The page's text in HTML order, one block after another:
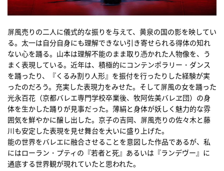
屏風売りの二人に儀式的な振りを与えて、黄泉の国の影を映してい
る。太一は自分自身にも理解できない引き寄せられる得体の知れ
ない心を踊る。山本は理解不能のまま取り憑かれた人物像を、う
まく表現している。近年は、積極的にコンテンポラリー・ダンス
を踊ったり、『くるみ割り人形』を振付を行ったりした経験が実
ったのだろう。充実した表現力をみせた。そして屏風の女を踊った
光永百花（京都バレエ専門学校卒業後、牧阿佐美バレヱ団）の身
体を生かした踊りが見事だった。薄絹と身体が妖しく魅力的な雰
囲気を鮮やかに醸し出した。京子の吉岡、屏風売りの佐々木と藤
川も安定した表現を見せ舞台を大いに盛り上げた。
能の世界をバレエに融合させることを意図した作品であるが、私
にはローラン・プティの『若者と死』あるいは『ランデヴー』に
通底する世界観が現れていたと思われた。